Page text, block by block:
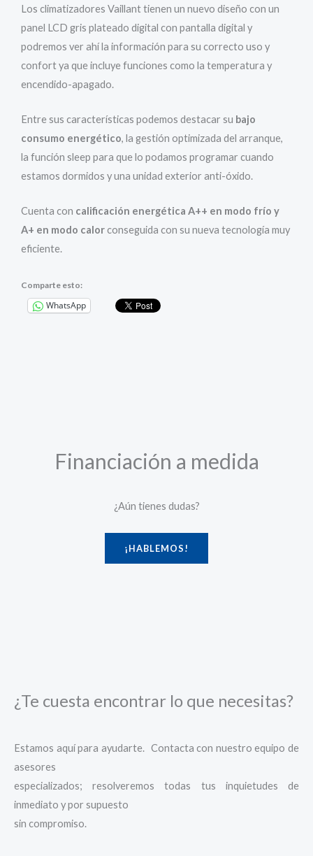
Los climatizadores Vaillant tienen un nuevo diseño con un
panel LCD gris plateado digital con pantalla digital y
podremos ver ahí la información para su correcto uso y
confort ya que incluye funciones como la temperatura y
encendido-apagado.
Entre sus características podemos destacar su bajo
consumo energético, la gestión optimizada del arranque,
la función sleep para que lo podamos programar cuando
estamos dormidos y una unidad exterior anti-óxido.
Cuenta con calificación energética A++ en modo frío y
A+ en modo calorconseguida con su nueva tecnología muy
eficiente.
Comparte esto:
WhatsApp
Financiación a medida
¿Aún tienes dudas?
¡HABLEMOS!
¿Te cuesta encontrar lo que necesitas?
Estamos aquí para ayudarte. Contacta con nuestro equipo de
asesores
especializados; resolveremos todas tus inquietudes de
inmediato y por supuesto
sin compromiso.